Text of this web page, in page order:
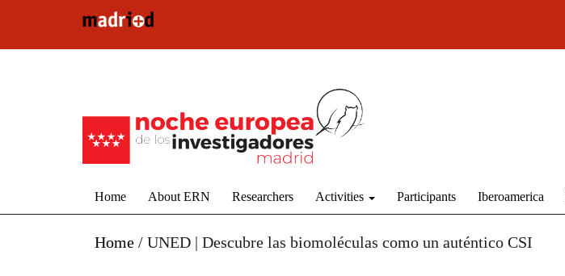
Home About ERN Researchers Activities Participants Iberoamerica
Home / UNED | Descubre las biomoléculas como un auténtico CSI